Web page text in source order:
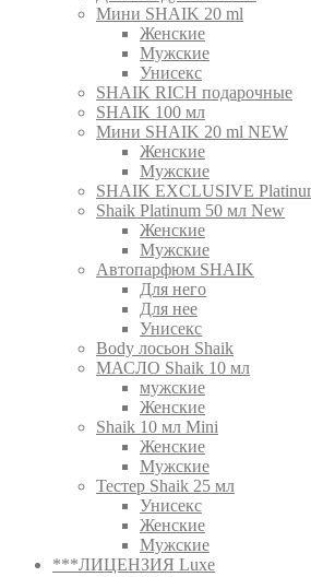
Мини SHAIK 20 ml
Женские
Мужские
Унисекс
SHAIK RICH подарочные
SHAIK 100 мл
Мини SHAIK 20 ml NEW
Женские
Мужские
SHAIK EXCLUSIVE
Shaik Platinum 50 мл New
Женские
Мужские
Автопарфюм SHAIK
Для него
Для нее
Унисекс
Body лосьон Shaik
МАСЛО Shaik 10 мл
мужские
Женские
Shaik 10 мл Mini
Женские
Мужские
Тестер Shaik 25 мл
Унисекс
Женские
Мужские
***ЛИЦЕНЗИЯ Luxe